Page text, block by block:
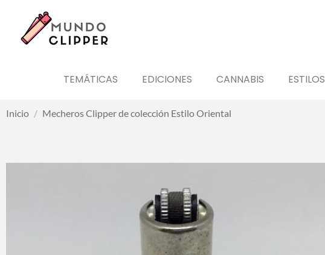
TEMÁTICAS EDICIONES CANNABIS ESTILOS
Inicio / Mecheros Clipper de colección Estilo Oriental